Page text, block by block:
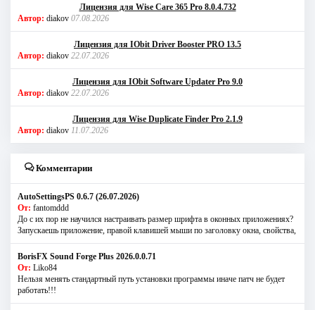
Лицензия для Wise Care 365 Pro 8.0.4.732
Автор: diakov 07.08.2026
Лицензия для IObit Driver Booster PRO 13.5
Автор: diakov 22.07.2026
Лицензия для IObit Software Updater Pro 9.0
Автор: diakov 22.07.2026
Лицензия для Wise Duplicate Finder Pro 2.1.9
Автор: diakov 11.07.2026
Комментарии
AutoSettingsPS 0.6.7 (26.07.2026)
От: fantomddd
До с их пор не научился настраивать размер шрифта в оконных приложениях?
Запускаешь приложение, правой клавишей мыши по заголовку окна, свойства,
BorisFX Sound Forge Plus 2026.0.0.71
От: Liko84
Нельзя менять стандартный путь установки программы иначе патч не будет
работать!!!